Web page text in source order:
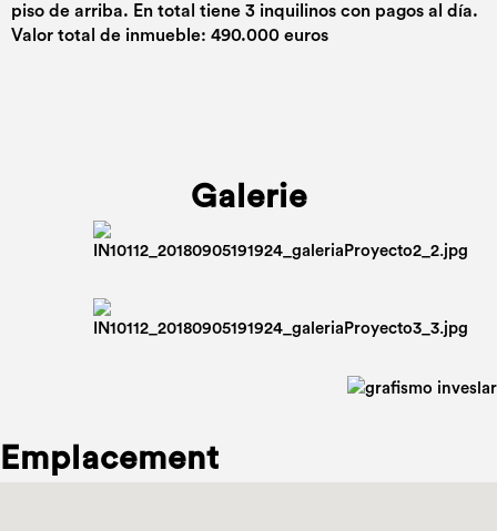
piso de arriba. En total tiene 3 inquilinos con pagos al día.
Valor total de inmueble: 490.000 euros
Galerie
Emplacement